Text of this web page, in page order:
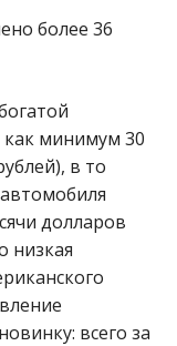
минимум 30
в то
долларов
низкая
всего за